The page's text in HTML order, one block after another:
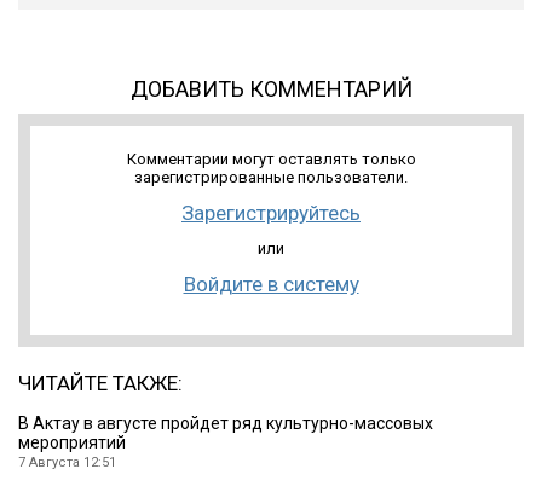
ДОБАВИТЬ КОММЕНТАРИЙ
Комментарии могут оставлять только
зарегистрированные пользователи.
Зарегистрируйтесь
или
Войдите в систему
ЧИТАЙТЕ ТАКЖЕ:
В Актау в августе пройдет ряд культурно-массовых
мероприятий
7 Августа 12:51